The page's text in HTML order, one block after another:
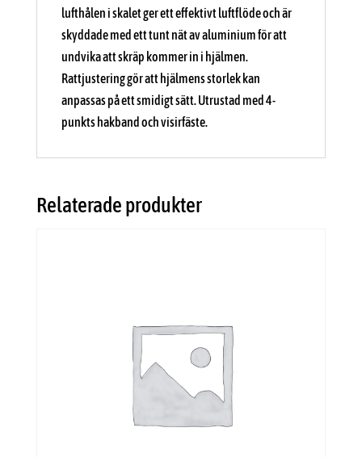
lufthålen i skalet ger ett effektivt luftflöde och är
skyddade med ett tunt nät av aluminium för att
undvika att skräp kommer in i hjälmen.
Rattjustering gör att hjälmens storlek kan
anpassas på ett smidigt sätt. Utrustad med 4-
punkts hakband och visirfäste.
Relaterade produkter